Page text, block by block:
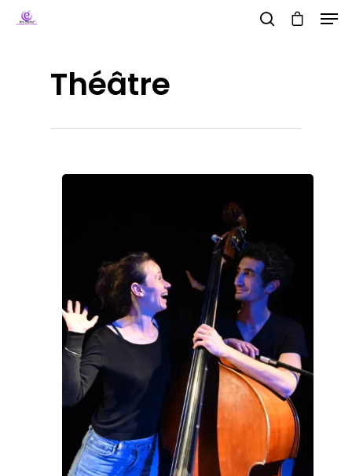
Hit enter to search or ESC to close
Théâtre